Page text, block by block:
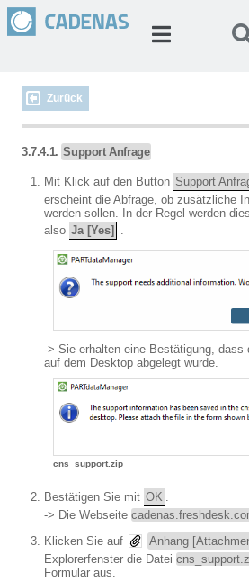
Zurück
3.7.4.1. Support Anfrage
Mit Klick auf den Button Support
erscheint die Abfrage, ob zusätzliche
werden sollen. In der Regel werden
also Ja [Yes] .
-> Sie erhalten eine Bestätigung, dass
auf dem Desktop abgelegt wurde.
cns_support.zip
Bestätigen Sie mit OK .
-> Die Webseite
Klicken Sie auf
Anhang
Explorerfenster die Datei
Formular aus.